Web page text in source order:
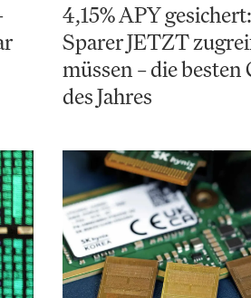
4,15% APY
Sparer JETZT
müssen – die besten
des Jahres